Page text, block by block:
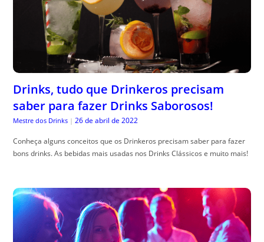
Drinks, tudo que Drinkeros precisam
saber para fazer Drinks Saborosos!
Mestre dos Drinks | 26 de abril de 2022
Conheça alguns conceitos que os Drinkeros precisam saber para fazer
bons drinks. As bebidas mais usadas nos Drinks Clássicos e muito mais!